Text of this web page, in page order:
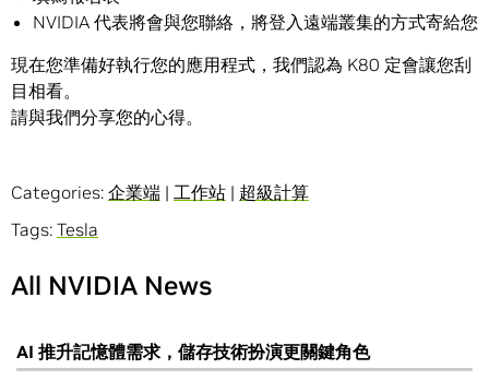
NVIDIA 代表將會與您聯絡，將登入遠端叢集的方式寄給您
現在您準備好執行您的應用程式，我們認為 K80 定會讓您刮
目相看。
請與我們分享您的心得。
Categories: 企業端 | 工作站 | 超級計算
Tags: Tesla
All NVIDIA News
AI 推升記憶體需求，儲存技術扮演更關鍵角色